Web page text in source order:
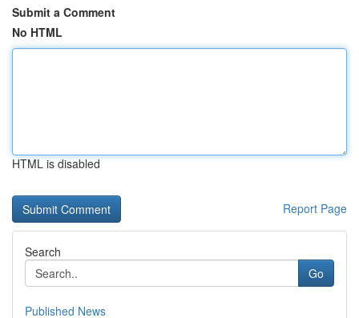
Submit a Comment
No HTML
HTML is disabled
Report Page
Search
Go
Published News